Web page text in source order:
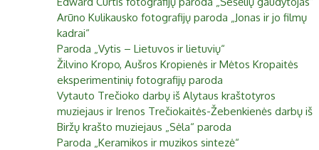
Arūno Kulikausko fotografijų paroda „Jonas ir jo filmų
kadrai“
Paroda „Vytis – Lietuvos ir lietuvių“
Žilvino Kropo, Aušros Kropienės ir Mėtos Kropaitės
eksperimentinių fotografijų paroda
Vytauto Trečioko darbų iš Alytaus kraštotyros
muziejaus ir Irenos Trečiokaitės-Žebenkienės darbų iš
Biržų krašto muziejaus „Sėla“ paroda
Paroda „Keramikos ir muzikos sintezė“